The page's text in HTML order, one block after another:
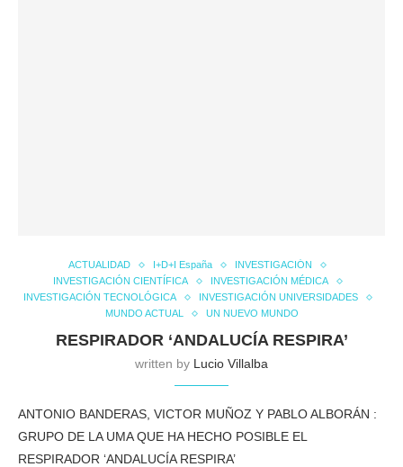
ACTUALIDAD I+D+I España
INVESTIGACIÓN
INVESTIGACIÓN CIENTÍFICA
INVESTIGACIÓN MÉDICA
INVESTIGACIÓN TECNOLÓGICA
INVESTIGACIÓN UNIVERSIDADES
MUNDO ACTUAL
UN NUEVO MUNDO
RESPIRADOR ‘ANDALUCÍA RESPIRA’
written by Lucio Villalba
ANTONIO BANDERAS, VICTOR MUÑOZ Y PABLO ALBORÁN :
GRUPO DE LA UMA QUE HA HECHO POSIBLE EL
RESPIRADOR ‘ANDALUCÍA RESPIRA’